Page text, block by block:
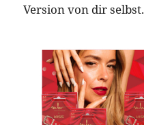
Version von dir selbst.